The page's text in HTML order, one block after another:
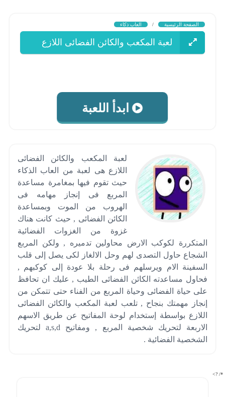
الصفحة الرئيسية / العاب ذكاء
لعبة المكعب والكائن الفضائى اللازع
ابدأ اللعبة
لعبة المكعب والكائن الفضائى
اللازع هى لعبة من العاب الذكاء
حيث تقوم فيها بمغامرة مساعدة
المربع فى إنجاز مهامه فى
الهروب من الموت وبمساعدة
الكائن الفضائى , حيث كانت هناك
غزوة من الغزوات الفضائية
المتكررة لكوكب الارض محاولين تدميره , ولكن المربع
الشجاع حاول التصدى لهم وحل الالغاز لكى يصل إلى قلب
السفينة الام ويرسلهم فى رحلة بلا عودة إلى كوكبهم ,
فحاول مساعدته الكائن الفضائى الطيب , عليك ان تحافظ
على حياة الفضائى وحياة المربع من الفناء حتى تتمكن من
إنجاز مهمتك بنجاح , تلعب لعبة المكعب والكائن الفضائى
اللازع بواسطة إستخدام لوحة المفاتيح عن طريق الاسهم
الاربعة لتحريك شخصية المربع , ومفاتيح a,s,d لتحريك
الشخصية الفضائية .
*/ ?>